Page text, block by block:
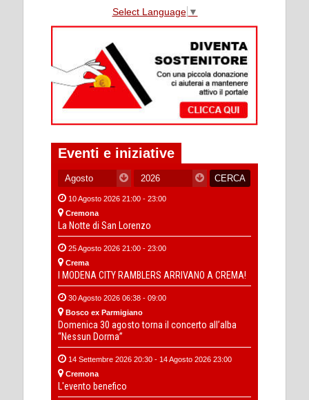
Select Language ▼
Eventi e iniziative
10 Agosto 2026 21:00 - 23:00
Cremona
La Notte di San Lorenzo
25 Agosto 2026 21:00 - 23:00
Crema
I MODENA CITY RAMBLERS ARRIVANO A CREMA!
30 Agosto 2026 06:38 - 09:00
Bosco ex Parmigiano
Domenica 30 agosto torna il concerto all’alba
“Nessun Dorma”
14 Settembre 2026 20:30 - 14 Agosto 2026 23:00
Cremona
L'evento benefico